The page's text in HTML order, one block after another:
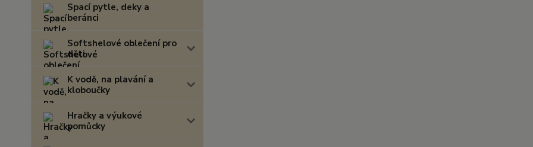
Spací pytle, deky a
beránci
Softshelové oblečení pro
děti
K vodě, na plavání a
kloboučky
Hračky a výukové
pomůcky